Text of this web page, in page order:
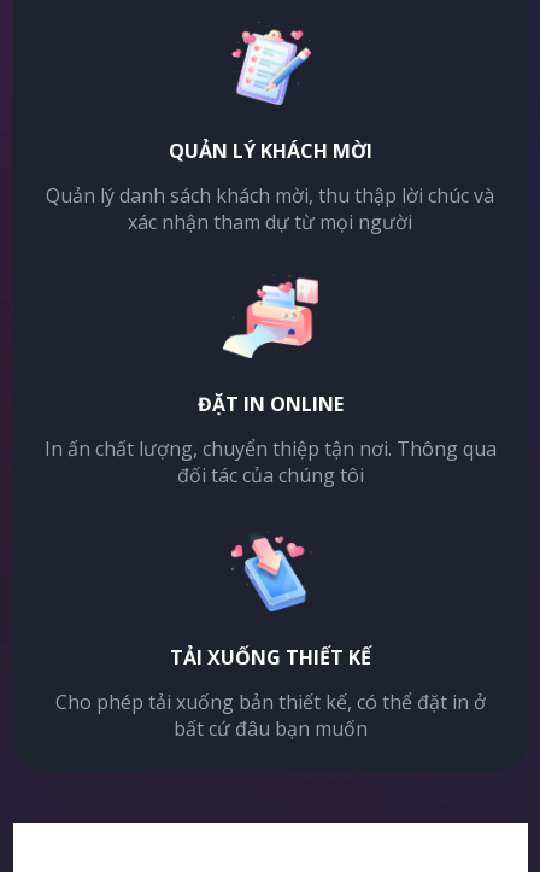
QUẢN LÝ KHÁCH MỜI
Quản lý danh sách khách mời, thu thập lời chúc và
xác nhận tham dự từ mọi người
ĐẶT IN ONLINE
In ấn chất lượng, chuyển thiệp tận nơi. Thông qua
đối tác của chúng tôi
TẢI XUỐNG THIẾT KẾ
Cho phép tải xuống bản thiết kế, có thể đặt in ở
bất cứ đâu bạn muốn